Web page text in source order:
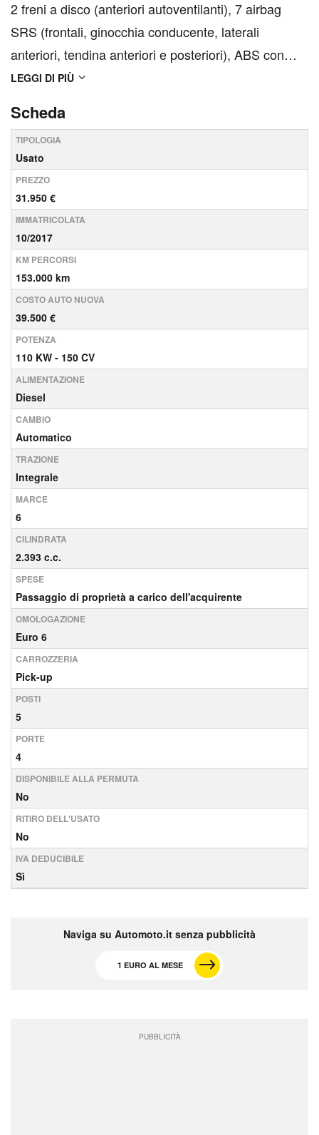
2 freni a disco (anteriori autoventilanti), 7 airbag
SRS (frontali, ginocchia conducente, laterali
anteriori, tendina anteriori e posteriori), ABS con
EBD + BA (Brake Assist - Assistenza alle frenate di
Alzacristalli elettrici anteriori, Bordo inferior...
LEGGI DI PIÙ
Scheda
TIPOLOGIA
Usato
PREZZO
31.950 €
IMMATRICOLATA
10/2017
KM PERCORSI
153.000 km
COSTO AUTO NUOVA
39.500 €
POTENZA
110 KW - 150 CV
ALIMENTAZIONE
Diesel
CAMBIO
Automatico
TRAZIONE
Integrale
MARCE
6
CILINDRATA
2.393 c.c.
SPESE
Passaggio di proprietà a carico dell'acquirente
OMOLOGAZIONE
Euro 6
CARROZZERIA
Pick-up
POSTI
5
PORTE
4
DISPONIBILE ALLA PERMUTA
No
RITIRO DELL'USATO
No
IVA DEDUCIBILE
Sì
Naviga su Automoto.it senza pubblicità
1 EURO AL MESE
PUBBLICITÀ